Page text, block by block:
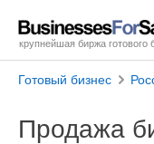
крупнейшая биржа готового
Готовый бизнес
Продажа